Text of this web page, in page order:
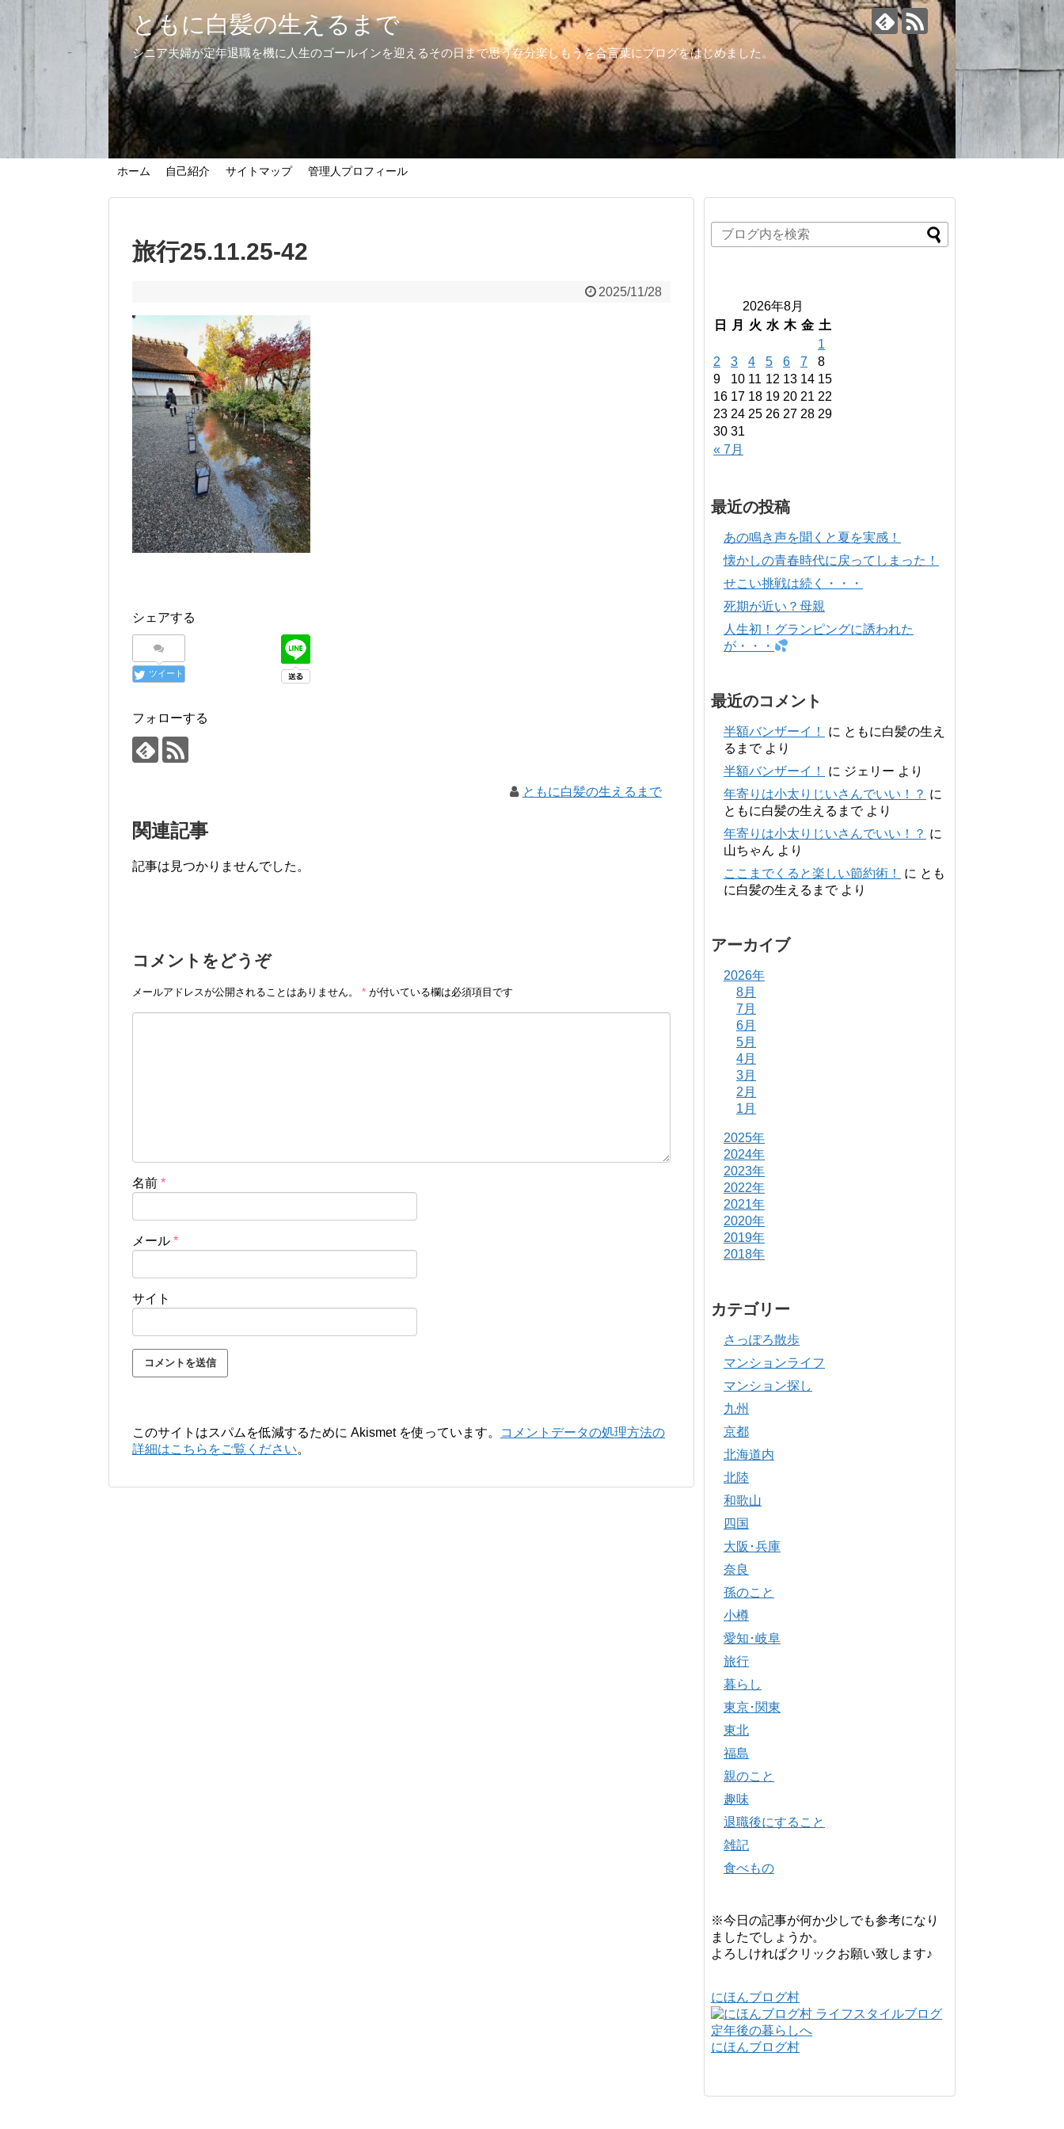
ともに白髪の生えるまで
シニア夫婦が定年退職を機に人生のゴールインを迎えるその日まで思う存分楽しもうを合言葉にブログをはじめました。
ホーム 自己紹介 サイトマップ 管理人プロフィール
旅行25.11.25-42
2025/11/28
シェアする
ツイート
フォローする
ともに白髪の生えるまで
関連記事
記事は見つかりませんでした。
コメントをどうぞ
メールアドレスが公開されることはありません。 * が付いている欄は必須項目です
名前 *
メール *
サイト
このサイトはスパムを低減するために Akismet を使っています。
コメントデータの処理方法の
詳細はこちらをご覧ください。
2026年8月
日
月 火 水 木 金 土
« 7月
1
2
3 4 5 6 7
8
9
10 11 12 13 14 15
16 17 18 19 20 21 22
23 24 25 26 27 28 29
30 31
最近の投稿
あの鳴き声を聞くと夏を実感！
懐かしの青春時代に戻ってしまった！
せこい挑戦は続く・・・
死期が近い？母親
人生初！グランピングに誘われた
が・・・
最近のコメント
半額バンザーイ！ に ともに白髪の生え
るまでより
半額バンザーイ！
に ジェリー より
年寄りは小太りじいさんでいい！？ に
ともに白髪の生えるまでより
年寄りは小太りじいさんでいい！？ に
山ちゃん より
ここまでくると楽しい節約術！
に とも
に白髪の生えるまでより
アーカイブ
2026年
8月
7月
6月
5月
4月
3月
2月
1月
2025年
2024年
2023年
2022年
2021年
2020年
2019年
2018年
カテゴリー
さっぽろ散歩
マンションライフ
マンション探し
九州
京都
北海道内
北陸
和歌山
四国
大阪･兵庫
奈良
孫のこと
小樽
愛知･岐阜
旅行
暮らし
東京･関東
東北
福島
親のこと
趣味
退職後にすること
雑記
食べもの
※今日の記事が何か少しでも参考になり
ましたでしょうか。
よろしければクリックお願い致します♪
にほんブログ村
にほんブログ村